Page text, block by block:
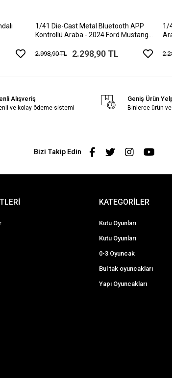
1/41 Die-Cast Metal Bluetooth APP
Kontrollü Araba - 2024 Ford Mustang
2.998,90 TL 2.298,90 TL
1/
Alışveriş
ve kolay ödeme sistemi
Geniş Ürün
Binlerce ürün
Bizi Takip Edin
KATEGORİLER
Kutu Oyunları
Kutu Oyunları
0-3 Oyuncak
Bul tak oyuncakları
Yapı Oyuncakları